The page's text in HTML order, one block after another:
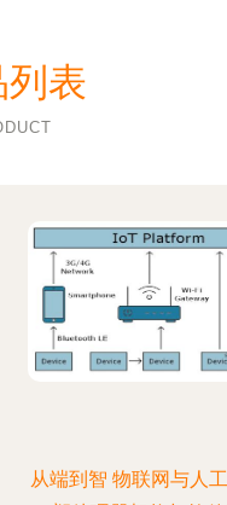
列表
从端到智 物联网与人